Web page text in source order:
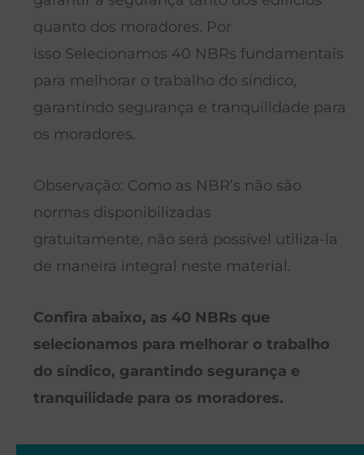
quanto dos moradores. Por
isso Selecionamos 40 NBRs fundamentais
para melhorar o trabalho do síndico,
garantindo segurança e tranquilidade para
os moradores.
Observação: Como as NBR’s não são
normas disponibilizadas
gratuitamente, não será possível utiliza-la
de maneira integral neste material.
Confira abaixo, as 40 NBRs que
selecionamos para melhorar o trabalho
do síndico, garantindo segurança e
tranquilidade para os moradores.